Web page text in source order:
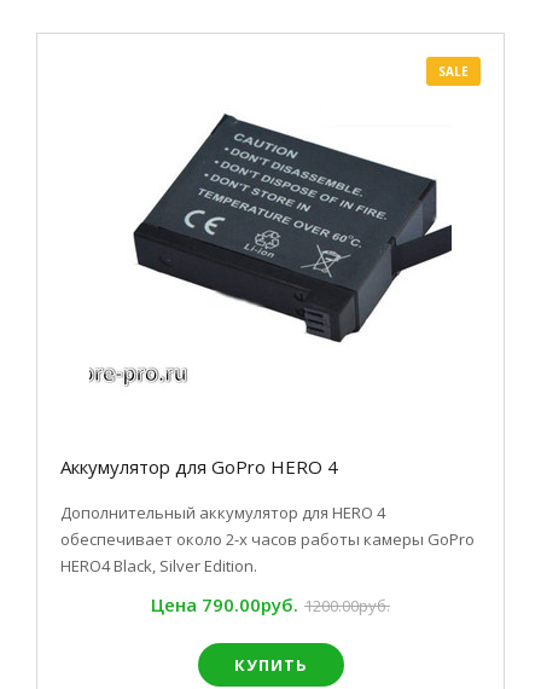
SALE
Аккумулятор для GoPro HERO 4
Дополнительный аккумулятор для HERO 4
обеспечивает около 2-х часов работы камеры GoPro
HERO4 Black, Silver Edition.
Цена 790.00руб. 1200.00руб.
КУПИТЬ